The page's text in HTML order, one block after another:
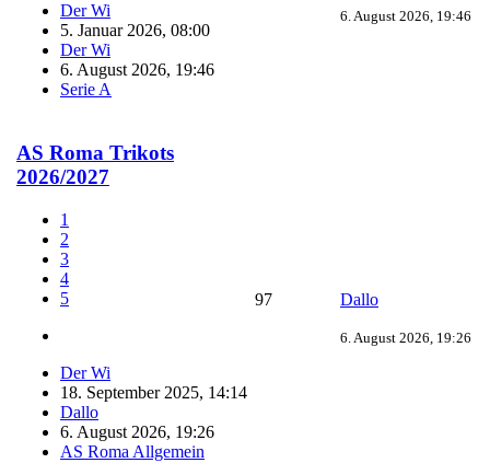
Der Wi
5. Januar 2026, 08:00
Der Wi
6. August 2026, 19:46
Serie A
6. August 2026, 19:46
AS Roma Trikots
2026/2027
1
2
3
4
5
Der Wi
18. September 2025, 14:14
Dallo
6. August 2026, 19:26
AS Roma Allgemein
97 Dallo
6. August 2026, 19:26